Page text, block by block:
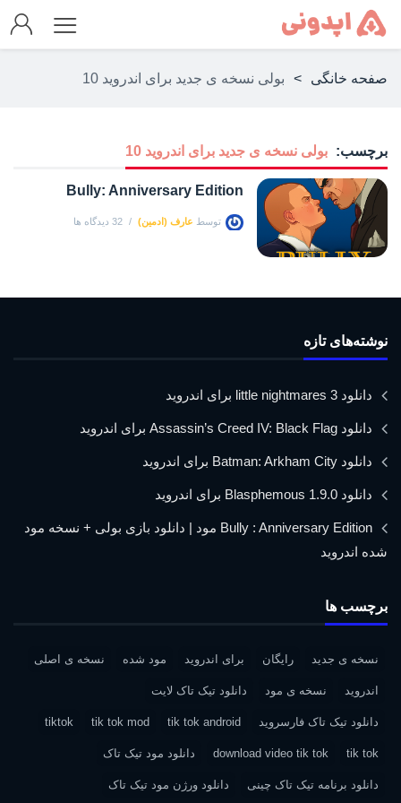
صفحه خانگی > بولی نسخه ی جدید برای اندروید 10
برچسب: بولی نسخه ی جدید برای اندروید 10
Bully: Anniversary Edition
توسط عارف (ادمین) 32 دیدگاه ها
نوشته‌های تازه
دانلود little nightmares 3 برای اندروید
دانلود Assassin’s Creed IV: Black Flag برای اندروید
دانلود Batman: Arkham City برای اندروید
دانلود Blasphemous 1.9.0 برای اندروید
Bully : Anniversary Edition مود | دانلود بازی بولی + نسخه مود
شده اندروید
برچسب ها
نسخه ی جدید رایگان برای اندروید مود شده نسخه ی اصلی
اندروید نسخه ی مود دانلود تیک تاک لایت
دانلود تیک تاک فارسروید tik tok android
tik tok mod
tiktok
tik tok
download video tik tok دانلود مود تیک تاک
دانلود برنامه تیک تاک چینی دانلود ورژن مود تیک تاک